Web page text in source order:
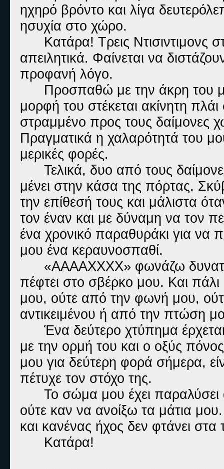
ηχηρό βρόντο και λίγα
ησυχία στο χώρο.
Κατάρα! Τρεις Ντισιντιμονς
απειλητικά. Φαίνεται να
προφανή λόγο.
Προσπαθώ με την άκρη του
μορφή του στέκεται ακίνητη
στραμμένο προς τους δαίμονες
Πραγματικά η χαλαρότητά του
μερικές φορές.
Τελικά, δυο από τους
μένει στην κάσα της πόρτας.
την επίθεσή τους και μάλιστα
τον έναν και με δύναμη να τον
ένα χρονικό παραθυράκι για να
μου ένα κεραυνοσπαθί.
«ΑΑΑΑΧΧΧΧ» φωνάζω δυνατά
πέφτει στο σβέρκο μου. Και
μου, ούτε από την φωνή μου,
αντικειμένου ή από την πτώση
Ένα δεύτερο χτύπημα
με την ορμή του και ο οξύς
μου για δεύτερη φορά σήμερα,
πέτυχε τον στόχο της.
Το σώμα μου έχει
ούτε καν να ανοίξω τα μάτια
και κανένας ήχος δεν φτάνει
Κατάρα!